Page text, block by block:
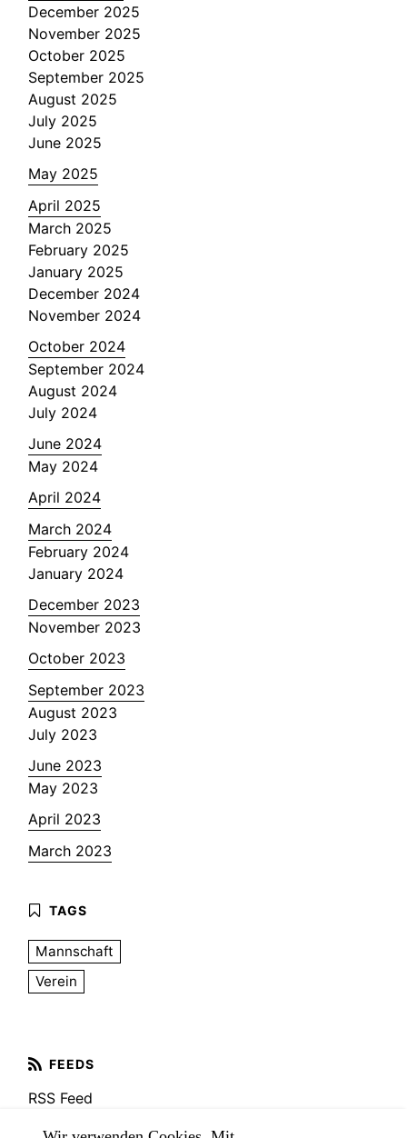
December 2025
November 2025
October 2025
September 2025
August 2025
July 2025
June 2025
May 2025
April 2025
March 2025
February 2025
January 2025
December 2024
November 2024
October 2024
September 2024
August 2024
July 2024
June 2024
May 2024
April 2024
March 2024
February 2024
January 2024
December 2023
November 2023
October 2023
September 2023
August 2023
July 2023
June 2023
May 2023
April 2023
March 2023
Mannschaft
Verein
RSS Feed